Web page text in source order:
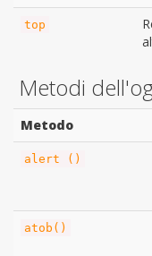
top
Metodi
Metodo
alert ()
atob()